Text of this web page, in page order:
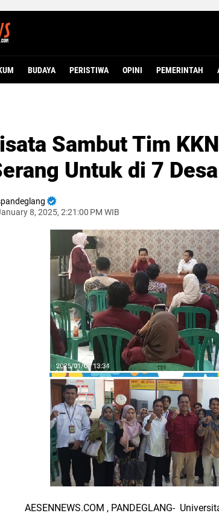
BUDAYA PERISTIWA OPINI PEMERINTAH
Sambut Tim
Untuk di 7 Desa
8, 2025, 2:21:00 PM WIB
AESENNEWS.COM , PANDEGLANG-